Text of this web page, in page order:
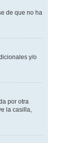
de que no ha
y/o
por otra
la casilla,